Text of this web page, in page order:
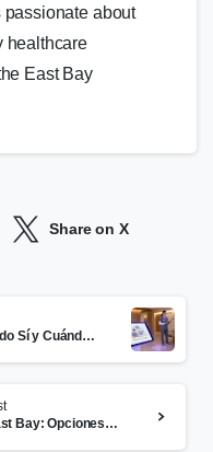
passionate about
healthcare
East Bay
Share on X
¿Debo Ir a Urgent Care? Cuándo Sí y Cuándo No
Hospital Cerca de Mí en East Bay: Opciones de Atención